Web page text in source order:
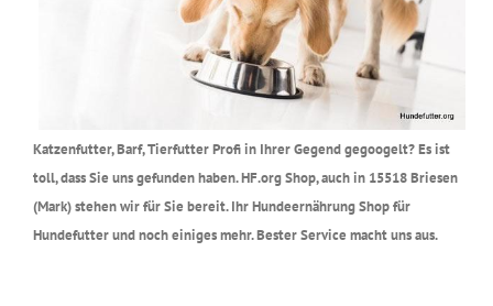
Katzenfutter, Barf, Tierfutter Profi in Ihrer Gegend gegoogelt? Es ist
toll, dass Sie uns gefunden haben. HF.org Shop, auch in 15518 Briesen
(Mark) stehen wir für Sie bereit. Ihr Hundeernährung Shop für
Hundefutter und noch einiges mehr. Bester Service macht uns aus.